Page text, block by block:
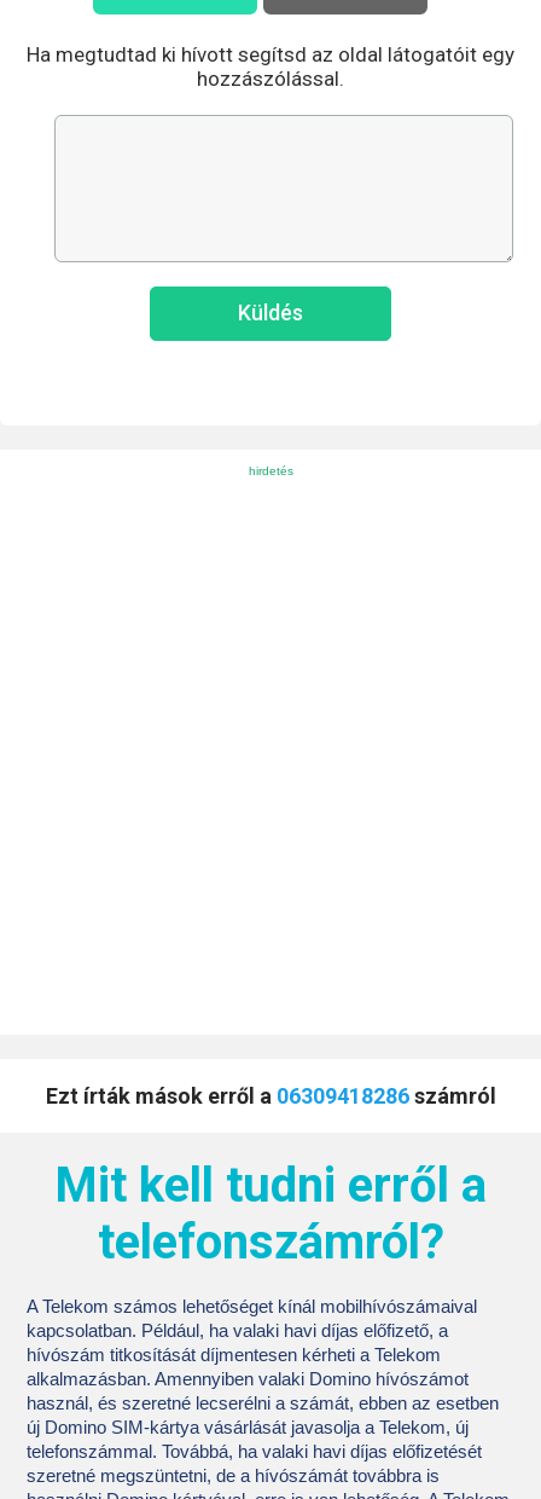
Ha megtudtad ki hívott segítsd az oldal látogatóit egy
hozzászólással.
Küldés
Ezt írták mások erről a 06309418286számról
Mit kell tudni erről a
telefonszámról?
A Telekom számos lehetőséget kínál mobilhívószámaival
kapcsolatban. Például, ha valaki havi díjas előfizető, a
hívószám titkosítását díjmentesen kérheti a Telekom
alkalmazásban. Amennyiben valaki Domino hívószámot
használ, és szeretné lecserélni a számát, ebben az esetben
új Domino SIM-kártya vásárlását javasolja a Telekom, új
telefonszámmal. Továbbá, ha valaki havi díjas előfizetését
szeretné megszüntetni, de a hívószámát továbbra is